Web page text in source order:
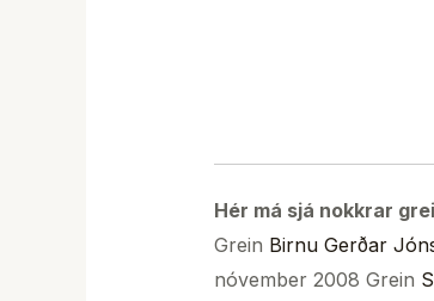
Hér má sjá nokkrar
Grein Birnu Gerðar
nóvember 2008 Grein